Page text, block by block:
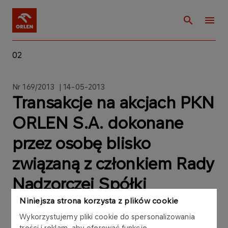
Niniejsza strona korzysta z plików cookie
Wykorzystujemy pliki cookie do spersonalizowania
02
Nr 169/2013 | 14-05-2013
Transakcje na akcjach PKN
ORLEN S.A. dokonane
przez osobę blisko
związaną z członkiem Rady
Nadzorczej Spółki